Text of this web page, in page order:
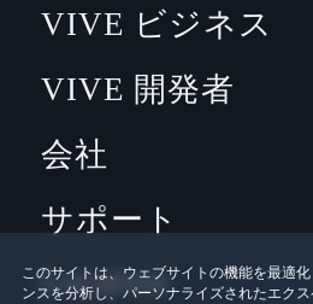
このサイトは、ウェブサイトの機能を最適
ンスを分析し、パーソナライズされたエク
VIVE ビジネス
VIVE 開発者
会社
サポート
Location